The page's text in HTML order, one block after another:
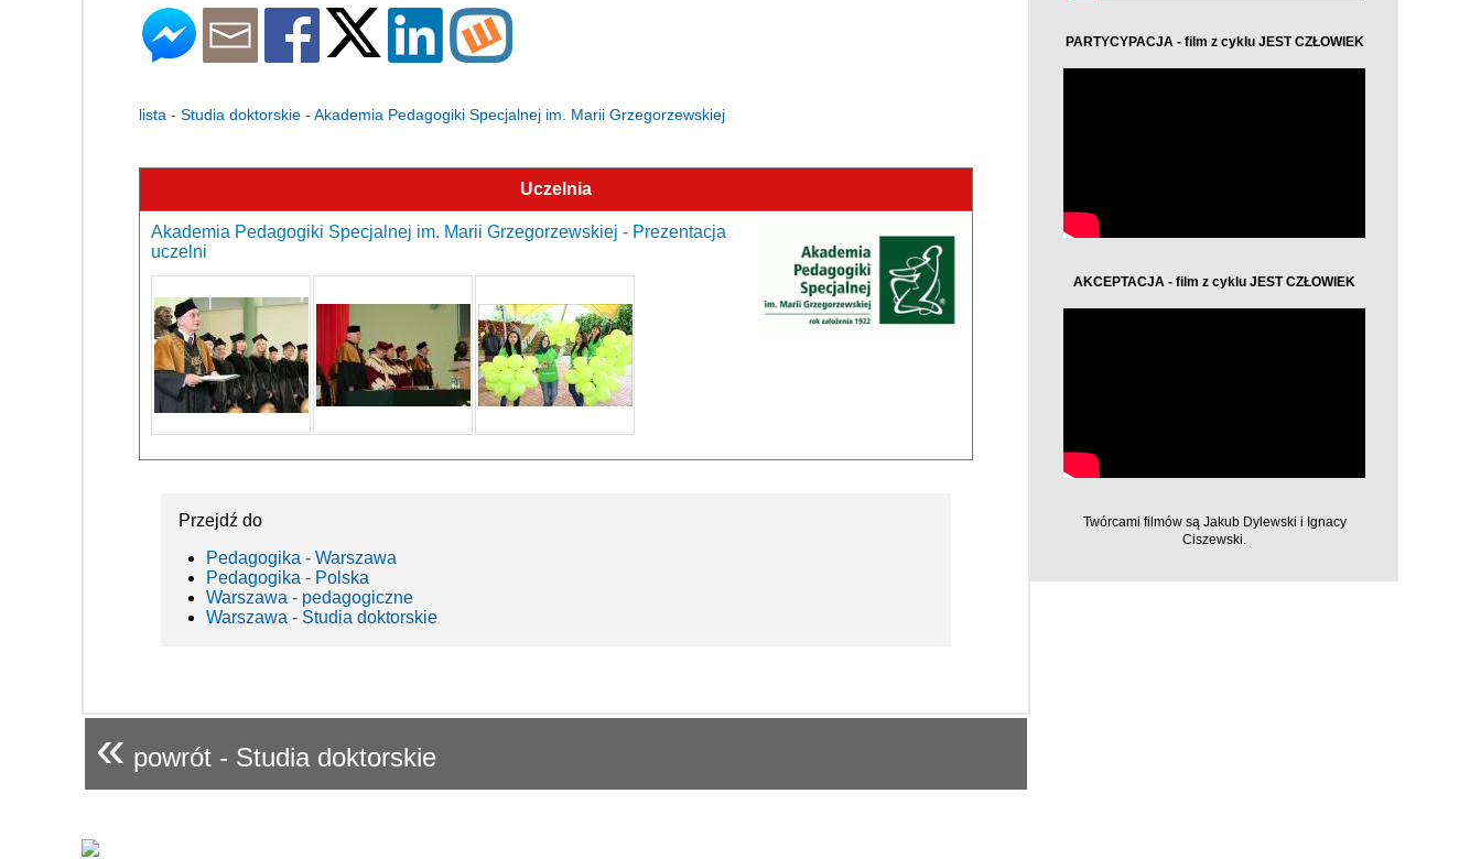
lista - Studia doktorskie - Akademia Pedagogiki Specjalnej im. Marii Grzegorzewskiej
Uczelnia
Akademia Pedagogiki Specjalnej im. Marii Grzegorzewskiej - Prezentacja
uczelni
Przejdź do
Pedagogika - Warszawa
Pedagogika - Polska
Warszawa - pedagogiczne
Warszawa - Studia doktorskie
« powrót - Studia doktorskie
PARTYCYPACJA - film z cyklu JEST CZŁOWIEK
AKCEPTACJA - film z cyklu JEST CZŁOWIEK
Twórcami filmów są Jakub Dylewski i Ignacy
Ciszewski.